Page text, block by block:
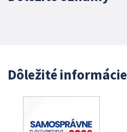
Dôležité informácie